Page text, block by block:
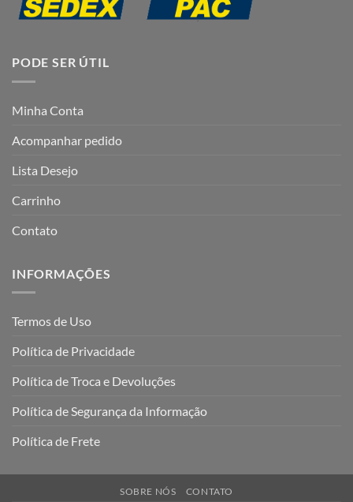
PODE SER ÚTIL
Minha Conta
Acompanhar pedido
Lista Desejo
Carrinho
Contato
INFORMAÇÕES
Termos de Uso
Política de Privacidade
Política de Troca e Devoluções
Política de Segurança da Informação
Política de Frete
SOBRE NÓS CONTATO